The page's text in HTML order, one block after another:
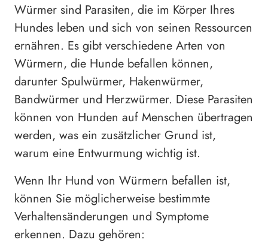
Würmer sind Parasiten, die im Körper Ihres
Hundes leben und sich von seinen Ressourcen
ernähren. Es gibt verschiedene Arten von
Würmern, die Hunde befallen können,
darunter Spulwürmer, Hakenwürmer,
Bandwürmer und Herzwürmer. Diese Parasiten
können von Hunden auf Menschen übertragen
werden, was ein zusätzlicher Grund ist,
warum eine Entwurmung wichtig ist.
Wenn Ihr Hund von Würmern befallen ist,
können Sie möglicherweise bestimmte
Verhaltensänderungen und Symptome
erkennen. Dazu gehören: